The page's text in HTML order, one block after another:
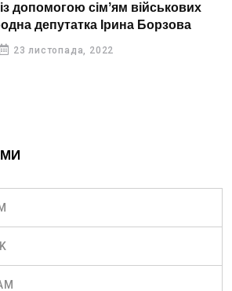
допомогою сімʼям військових
депутатка Ірина Борзова
23 листопада, 2022